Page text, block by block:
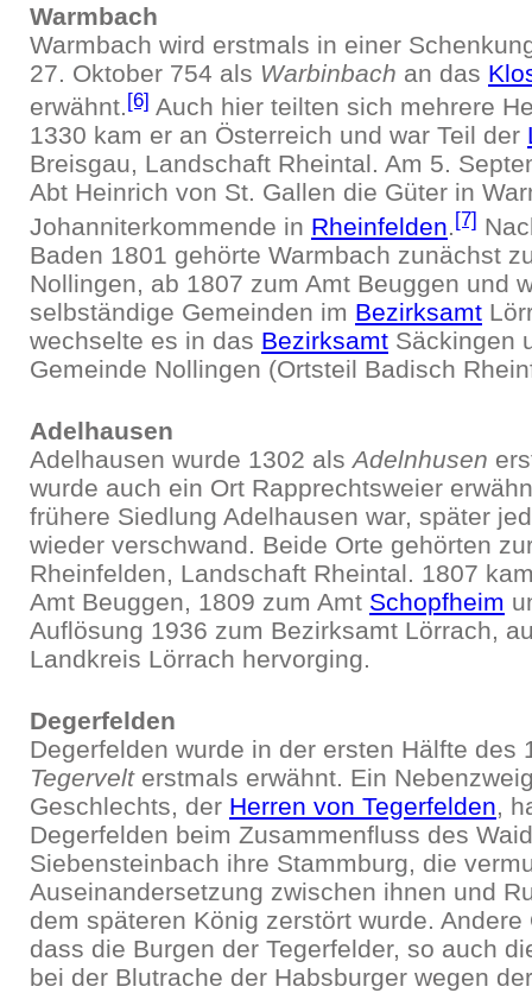
Warmbach
Warmbach wird erstmals in einer
27. Oktober 754 als Warbinbach an das
erwähnt.[6] Auch hier teilten sich mehrere
1330 kam er an Österreich und war Teil der
Breisgau, Landschaft Rheintal. Am 5.
Abt Heinrich von St. Gallen die Güter in
Johanniterkommende in Rheinfelden.[7]
Baden 1801 gehörte Warmbach zunächst
Nollingen, ab 1807 zum Amt Beuggen und
selbständige Gemeinden im Bezirksamt
wechselte es in das Bezirksamt Säckingen
Gemeinde Nollingen (Ortsteil Badisch
Adelhausen
Adelhausen wurde 1302 als Adelnhusen
wurde auch ein Ort Rapprechtsweier
frühere Siedlung Adelhausen war, später
wieder verschwand. Beide Orte gehörten
Rheinfelden, Landschaft Rheintal. 1807
Amt Beuggen, 1809 zum Amt Schopfheim
Auflösung 1936 zum Bezirksamt Lörrach,
Landkreis Lörrach hervorging.
Degerfelden
Degerfelden wurde in der ersten Hälfte des
Tegervelterstmals erwähnt. Ein
Geschlechts, der Herren von Tegerfelden,
Degerfelden beim Zusammenfluss des
Siebensteinbach ihre Stammburg, die
Auseinandersetzung zwischen ihnen und
dem späteren König zerstört wurde.
dass die Burgen der Tegerfelder, so auch
bei der Blutrache der Habsburger wegen